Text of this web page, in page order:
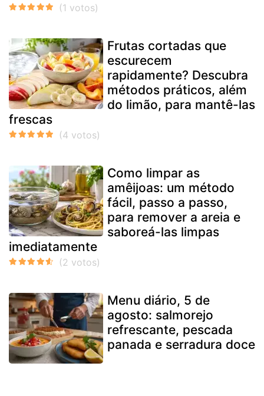
Frutas cortadas que
escurecem
rapidamente? Descubra
métodos práticos, além
do limão, para mantê-las
frescas
Como limpar as
amêijoas: um método
fácil, passo a passo,
para remover a areia e
saboreá-las limpas
imediatamente
Menu diário, 5 de
agosto: salmorejo
refrescante, pescada
panada e serradura doce